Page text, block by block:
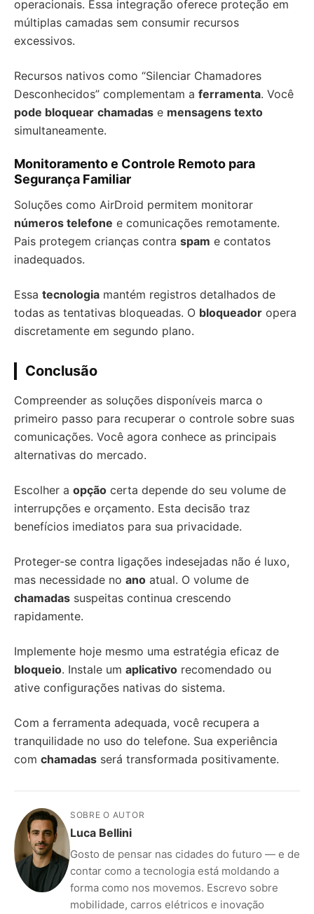
operacionais. Essa integração oferece proteção em
múltiplas camadas sem consumir recursos
excessivos.
Recursos nativos como “Silenciar Chamadores
Desconhecidos” complementam a ferramenta. Você
pode bloquear chamadas e mensagens texto
simultaneamente.
Monitoramento e Controle Remoto para
Segurança Familiar
Soluções como AirDroid permitem monitorar
números telefone e comunicações remotamente.
Pais protegem crianças contra spam e contatos
inadequados.
Essa tecnologia mantém registros detalhados de
todas as tentativas bloqueadas. O bloqueador opera
discretamente em segundo plano.
Conclusão
Compreender as soluções disponíveis marca o
primeiro passo para recuperar o controle sobre suas
comunicações. Você agora conhece as principais
alternativas do mercado.
Escolher a opção certa depende do seu volume de
interrupções e orçamento. Esta decisão traz
benefícios imediatos para sua privacidade.
Proteger-se contra ligações indesejadas não é luxo,
mas necessidade no ano atual. O volume de
chamadas suspeitas continua crescendo
rapidamente.
Implemente hoje mesmo uma estratégia eficaz de
bloqueio. Instale um aplicativo recomendado ou
ative configurações nativas do sistema.
Com a ferramenta adequada, você recupera a
tranquilidade no uso do telefone. Sua experiência
com chamadas será transformada positivamente.
SOBRE O AUTOR
Luca Bellini
Gosto de pensar nas cidades do futuro — e de
contar como a tecnologia está moldando a
forma como nos movemos. Escrevo sobre
mobilidade, carros elétricos e inovação